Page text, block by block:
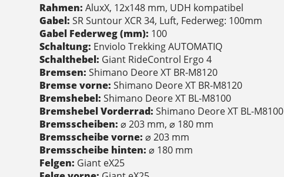
Rahmen: AluxX, 12x148 mm, UDH kompatibel
Gabel: SR Suntour XCR 34, Luft, Federweg: 100mm
Gabel Federweg (mm): 100
Schaltung: Enviolo Trekking AUTOMATIQ
Schalthebel: Giant RideControl Ergo 4
Bremsen: Shimano Deore XT BR-M8120
Bremse vorne: Shimano Deore XT BR-M8120
Bremshebel: Shimano Deore XT BL-M8100
Bremshebel Vorderrad: Shimano Deore XT BL-M8100
Bremsscheiben: ⌀ 203 mm, ⌀ 180 mm
Bremsscheibe vorne: ⌀ 203 mm
Bremsscheibe hinten: ⌀ 180 mm
Felgen: Giant eX25